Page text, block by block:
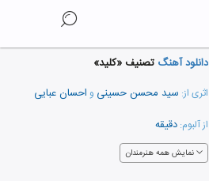
دانلود آهنگ تصنیف «کلید»
اثری از: سید محسن حسینی و احسان عبایی
از آلبوم: دقیقه
نمایش همه هنرمندان